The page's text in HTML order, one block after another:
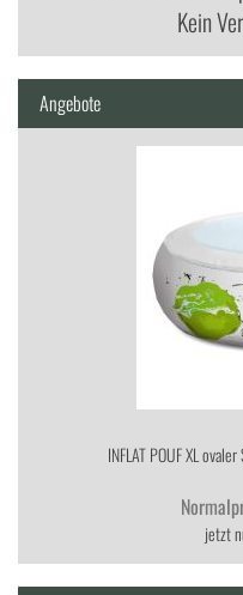
Kein
Angebote
IN­FLAT POUF XL
jetzt